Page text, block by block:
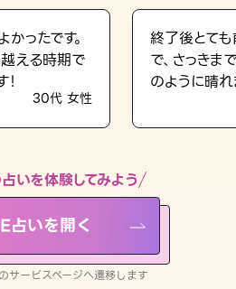
します
ったです。
える時期で
30代 女性
終了後とて
で、さっき
のように晴れ
いを体験してみよう
占いを開く
サービスページへ遷移します